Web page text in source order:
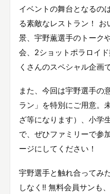
イベントの舞台となるの
る素敵なレストラン！
景、宇野薫選手のトーク
会、2ショットポラロイ
くさんのスペシャル企画で
また、今回は宇野選手の
ラン」を特別にご用意。
ざ等になります）、小学
で、ぜひファミリーで参
ージにしてください！
宇野選手と触れ合ってみ
しなく!! 無料会員サンも